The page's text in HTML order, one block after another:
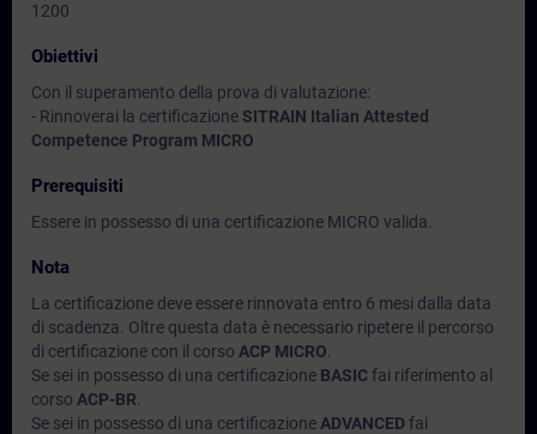
1200
Obiettivi
Con il superamento della prova di valutazione:
- Rinnoverai la certificazione SITRAIN Italian Attested
Competence Program MICRO
Prerequisiti
Essere in possesso di una certificazione MICRO valida.
Nota
La certificazione deve essere rinnovata entro 6 mesi dalla data
di scadenza. Oltre questa data è necessario ripetere il percorso
di certificazione con il corso ACP MICRO
Se sei in possesso di una certificazione BASIC fai riferimento al
corso ACP-BR
Se sei in possesso di una certificazione ADVANCED fai